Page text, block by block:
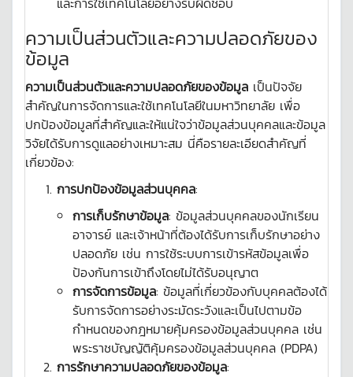
ความเป็นส่วนตัวและความปลอดภัยของ
ข้อมูล
ความเป็นส่วนตัวและความปลอดภัยของข้อมูล เป็นปัจจัย
สำคัญในการจัดการและใช้เทคโนโลยีในมหาวิทยาลัย เพื่อ
ปกป้องข้อมูลที่สำคัญและให้แน่ใจว่าข้อมูลส่วนบุคคลและข้อมูล
วิจัยได้รับการดูแลอย่างเหมาะสม นี่คือรายละเอียดสำคัญที่
เกี่ยวข้อง:
การปกป้องข้อมูลส่วนบุคคล:
การเก็บรักษาข้อมูล: ข้อมูลส่วนบุคคลของนักเรียน
อาจารย์ และเจ้าหน้าที่ต้องได้รับการเก็บรักษาอย่าง
ปลอดภัย เช่น การใช้ระบบการเข้ารหัสข้อมูลเพื่อ
ป้องกันการเข้าถึงโดยไม่ได้รับอนุญาต
การจัดการข้อมูล: ข้อมูลที่เกี่ยวข้องกับบุคคลต้องได้
รับการจัดการอย่างระมัดระวังและเป็นไปตามข้อ
กำหนดของกฎหมายคุ้มครองข้อมูลส่วนบุคคล เช่น
พระราชบัญญัติคุ้มครองข้อมูลส่วนบุคคล (PDPA)
การรักษาความปลอดภัยของข้อมูล: